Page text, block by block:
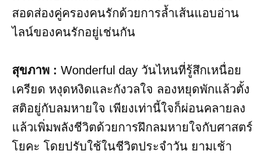
สอดส่องคู่ครองคนรักด้วยการล้ำเส้นแอบอ่าน
ไลน์ของคนรักอยู่เช่นกัน
สุขภาพ : Wonderful day วันไหนที่รู้สึกเหนื่อย
เครียด หงุดหงิดและกังวลใจ ลองหยุดพักแล้วตั้ง
สติอยู่กับลมหายใจ เพียงเท่านี้ใจก็ผ่อนคลายลง
แล้วเพิ่มพลังชีวิตด้วยการฝึกลมหายใจกับศาสตร์
โยคะ โดยปรับใช้ในชีวิตประจำวัน ยามเช้า